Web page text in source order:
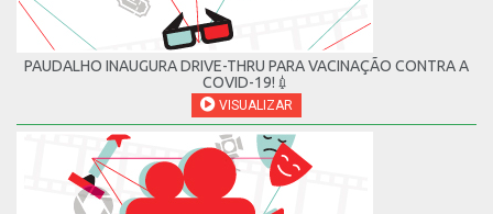
PAUDALHO INAUGURA DRIVE-THRU PARA VACINAÇÃO CONTRA A
COVID-19!💉
VISUALIZAR